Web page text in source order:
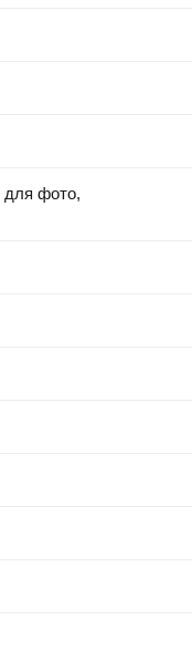
для фото,